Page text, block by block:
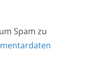
Spam zu